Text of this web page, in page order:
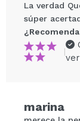
Tu
La verdad
súper
|
marina